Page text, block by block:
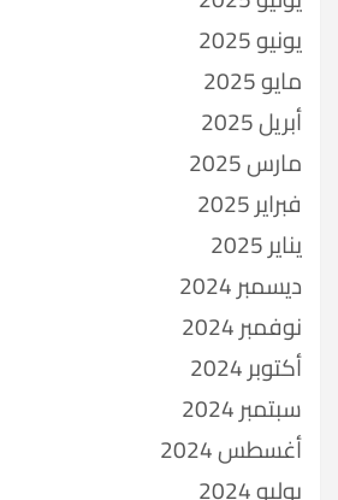
يونيو 2025
مايو 2025
أبريل 2025
مارس 2025
فبراير 2025
يناير 2025
ديسمبر 2024
نوفمبر 2024
أكتوبر 2024
سبتمبر 2024
أغسطس 2024
يوليو 2024